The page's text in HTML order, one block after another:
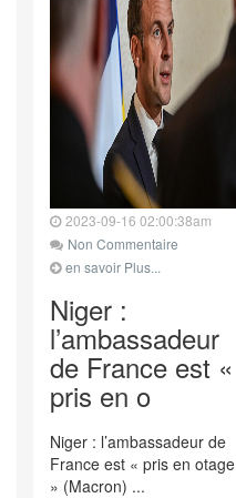
2023-09-16 02:00:38am
Non Commentaire
en savoir Plus...
Niger :
l’ambassadeur
de France est «
pris en o
Niger : l’ambassadeur de
France est « pris en otage
» (Macron) ...